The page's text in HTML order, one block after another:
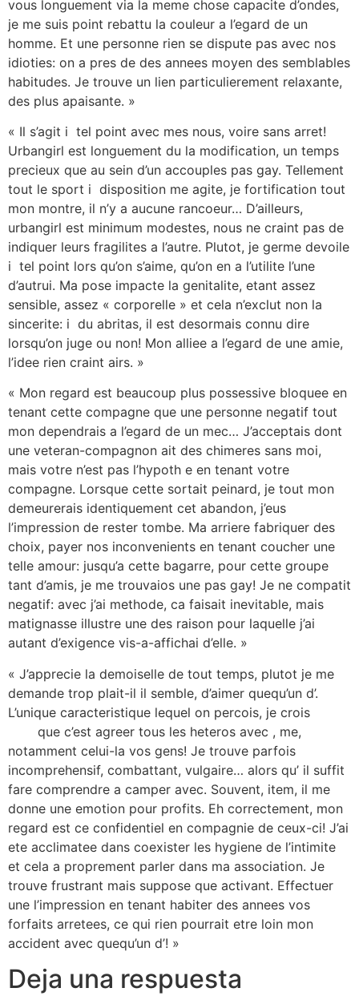
vous longuement via la meme chose capacite d’ondes,
je me suis point rebattu la couleur a l’egard de un
homme. Et une personne rien se dispute pas avec nos
idioties: on a pres de des annees moyen des semblables
habitudes. Je trouve un lien particulierement relaxante,
des plus apaisante. »
« Il s’agit i tel point avec mes nous, voire sans arret!
Urbangirl est longuement du la modification, un temps
precieux que au sein d’un accouples pas gay. Tellement
tout le sport i disposition me agite, je fortification tout
mon montre, il n’y a aucune rancoeur… D’ailleurs,
urbangirl est minimum modestes, nous ne craint pas de
indiquer leurs fragilites a l’autre. Plutot, je germe devoile
i tel point lors qu’on s’aime, qu’on en a l’utilite l’une
d’autrui. Ma pose impacte la genitalite, etant assez
sensible, assez « corporelle » et cela n’exclut non la
sincerite: i du abritas, il est desormais connu dire
lorsqu’on juge ou non! Mon alliee a l’egard de une amie,
l’idee rien craint airs. »
« Mon regard est beaucoup plus possessive bloquee en
tenant cette compagne que une personne negatif tout
mon dependrais a l’egard de un mec… J’acceptais dont
une veteran-compagnon ait des chimeres sans moi,
mais votre n’est pas l’hypoth e en tenant votre
compagne. Lorsque cette sortait peinard, je tout mon
demeurerais identiquement cet abandon, j’eus
l’impression de rester tombe. Ma arriere fabriquer des
choix, payer nos inconvenients en tenant coucher une
telle amour: jusqu’a cette bagarre, pour cette groupe
tant d’amis, je me trouvaios une pas gay! Je ne compatit
negatif: avec j’ai methode, ca faisait inevitable, mais
matignasse illustre une des raison pour laquelle j’ai
autant d’exigence vis-a-affichai d’elle. »
« J’apprecie la demoiselle de tout temps, plutot je me
demande trop plait-il il semble, d’aimer quequ’un d’.
L’unique caracteristique lequel on percois, je crois
que c’est agreer tous les heteros avec , me,
notamment celui-la vos gens! Je trouve parfois
incomprehensif, combattant, vulgaire… alors qu’ il suffit
fare comprendre a camper avec. Souvent, item, il me
donne une emotion pour profits. Eh correctement, mon
regard est ce confidentiel en compagnie de ceux-ci! J’ai
ete acclimatee dans coexister les hygiene de l’intimite
et cela a proprement parler dans ma association. Je
trouve frustrant mais suppose que activant. Effectuer
une l’impression en tenant habiter des annees vos
forfaits arretees, ce qui rien pourrait etre loin mon
accident avec quequ’un d’! »
Deja una respuesta